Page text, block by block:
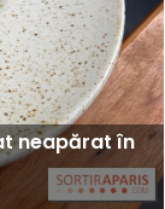
neapărat în